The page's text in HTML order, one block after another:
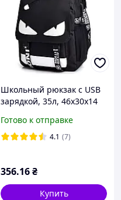
Школьный рюкзак с USB
зарядкой, 35л, 46х30х14
рюкзак / Портфель для
школьника
Готово к отправке
4.1 (7)
356.16₴
Купить